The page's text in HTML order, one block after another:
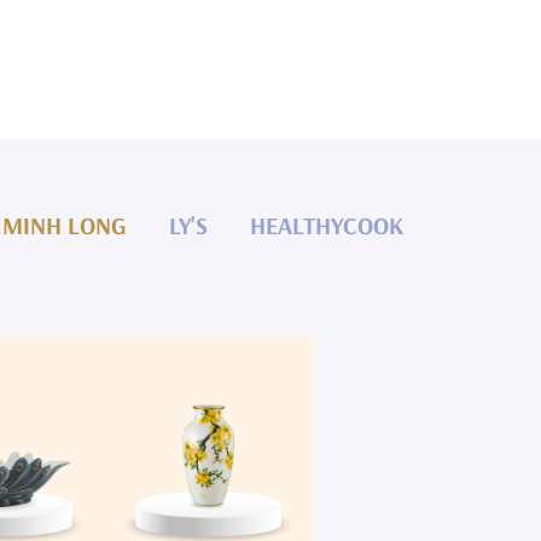
MINH LONG LY'S HEALTHYCOOK